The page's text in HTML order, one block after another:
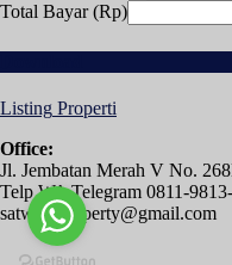
Total Bayar (Rp)
Listing Properti
Office:
Jl. Jembatan Merah V No.
Telp WA Telegram 0811-
satwikaproperty@gmail.com